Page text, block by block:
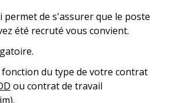
permet de s'assurer que le poste
été recruté vous convient.
fonction du type de votre contrat
ou contrat de travail